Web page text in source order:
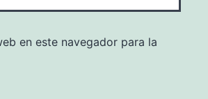
en este navegador para la